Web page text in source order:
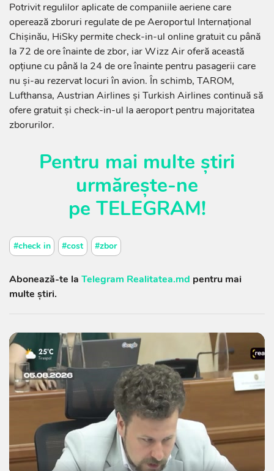
Potrivit regulilor aplicate de companiile aeriene care
operează zboruri regulate de pe Aeroportul Internațional
Chișinău, HiSky permite check-in-ul online gratuit cu până
la 72 de ore înainte de zbor, iar Wizz Air oferă această
opțiune cu până la 24 de ore înainte pentru pasagerii care
nu și-au rezervat locuri în avion. În schimb, TAROM,
Lufthansa, Austrian Airlines și Turkish Airlines continuă să
ofere gratuit și check-in-ul la aeroport pentru majoritatea
zborurilor.
Pentru mai multe știri
urmărește-ne
pe TELEGRAM!
#check in #cost #zbor
Abonează-te la Telegram Realitatea.md pentru mai
multe știri.